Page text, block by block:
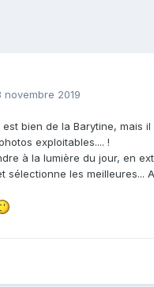
novembre 2019
bien de la Barytine, mais
exploitables.... !
à la lumière du jour, en
sélectionne les meilleures...